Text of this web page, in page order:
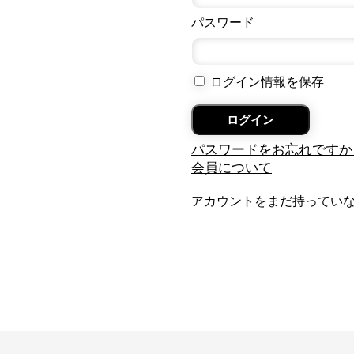
パスワード
ログイン情報を保存
パスワードをお忘れですか
会員について
アカウントをまだ持ってい